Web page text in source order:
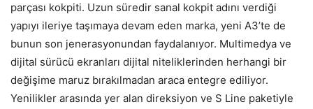
parçası kokpiti. Uzun süredir sanal kokpit adını verdiği
yapıyı ileriye taşımaya devam eden marka, yeni A3’te de
bunun son jenerasyonundan faydalanıyor. Multimedya ve
dijital sürücü ekranları dijital niteliklerinden herhangi bir
değişime maruz bırakılmadan araca entegre ediliyor.
Yenilikler arasında yer alan direksiyon ve S Line paketiyle